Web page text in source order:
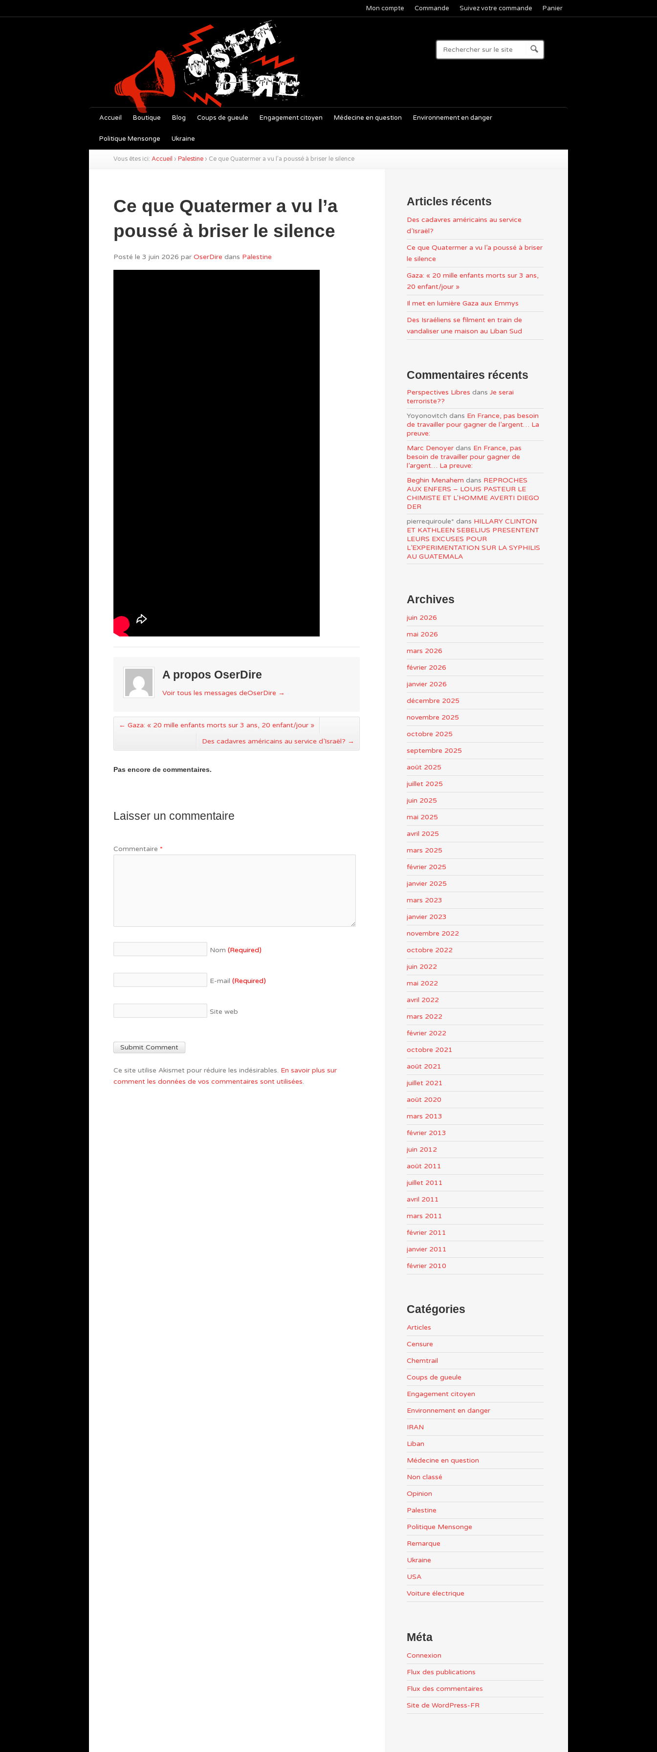
Mon compte Commande Suivez votre commande Panier
Accueil Boutique Blog Coups de gueule Engagement citoyen Médecine en question Environnement en danger
Politique Mensonge Ukraine
Vous êtes ici: Accueil › Palestine › Ce que Quatermer a vu l’a poussé à briser le silence
Ce que Quatermer a vu l’a
poussé à briser le silence
Posté le 3 juin 2026 par OserDire dans Palestine
A propos OserDire
Voir tous les messages deOserDire →
← Gaza: « 20 mille enfants morts sur 3 ans, 20 enfant/jour »
Des cadavres américains au service d’Israël? →
Pas encore de commentaires.
Laisser un commentaire
Commentaire *
Nom (Required)
E-mail (Required)
Site web
Ce site utilise Akismet pour réduire les indésirables. En savoir plus sur
comment les données de vos commentaires sont utilisées.
Articles récents
Des cadavres américains au service
d’Israël?
Ce que Quatermer a vu l’a poussé à briser
le silence
Gaza: « 20 mille enfants morts sur 3 ans,
20 enfant/jour »
Il met en lumière Gaza aux Emmys
Des Israéliens se filment en train de
vandaliser une maison au Liban Sud
Commentaires récents
Perspectives Libres dans Je serai
terroriste??
Yoyonovitch dans En France, pas besoin
de travailler pour gagner de l’argent… La
preuve:
Marc Denoyer dans En France, pas
besoin de travailler pour gagner de
l’argent… La preuve:
Beghin Menahem dans REPROCHES
AUX ENFERS – LOUIS PASTEUR LE
CHIMISTE ET L'HOMME AVERTI DIEGO
DER
pierrequiroule* dans HILLARY CLINTON
ET KATHLEEN SEBELIUS PRESENTENT
LEURS EXCUSES POUR
L’EXPERIMENTATION SUR LA SYPHILIS
AU GUATEMALA
Archives
juin 2026
mai 2026
mars 2026
février 2026
janvier 2026
décembre 2025
novembre 2025
octobre 2025
septembre 2025
août 2025
juillet 2025
juin 2025
mai 2025
avril 2025
mars 2025
février 2025
janvier 2025
mars 2023
janvier 2023
novembre 2022
octobre 2022
juin 2022
mai 2022
avril 2022
mars 2022
février 2022
octobre 2021
août 2021
juillet 2021
août 2020
mars 2013
février 2013
juin 2012
août 2011
juillet 2011
avril 2011
mars 2011
février 2011
janvier 2011
février 2010
Catégories
Articles
Censure
Chemtrail
Coups de gueule
Engagement citoyen
Environnement en danger
IRAN
Liban
Médecine en question
Non classé
Opinion
Palestine
Politique Mensonge
Remarque
Ukraine
USA
Voiture électrique
Méta
Connexion
Flux des publications
Flux des commentaires
Site de WordPress-FR